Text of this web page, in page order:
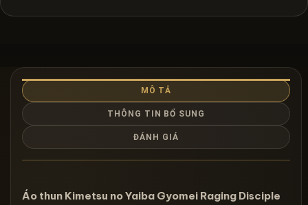
MÔ TẢ
THÔNG TIN BỔ SUNG
ĐÁNH GIÁ
Áo thun Kimetsu no Yaiba Gyomei Raging Disciple